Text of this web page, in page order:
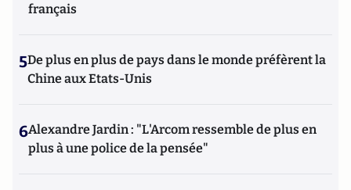
français
5De plus en plus de pays dans le monde préfèrent la
Chine aux Etats-Unis
6Alexandre Jardin : "L'Arcom ressemble de plus en
plus à une police de la pensée"